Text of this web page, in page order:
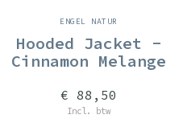
ENGEL NATUR
Hooded Jacket -
Cinnamon Melange
€ 88,50
Incl. btw